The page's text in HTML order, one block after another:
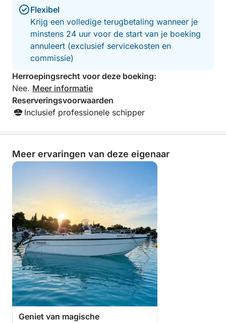
Flexibel
Krijg een volledige terugbetaling wanneer je
minstens 24 uur voor de start van je boeking
annuleert (exclusief servicekosten en
commissie)
Herroepingsrecht voor deze boeking:
Nee. Meer informatie
Reserveringsvoorwaarden
Inclusief professionele schipper
Meer ervaringen van deze eigenaar
Geniet van magische